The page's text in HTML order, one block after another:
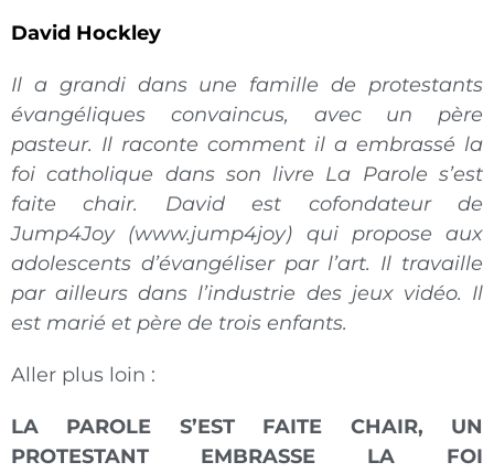
David Hockley
Il a grandi dans une famille de protestants
évangéliques convaincus, avec un père
pasteur. Il raconte comment il a embrassé la
foi catholique dans son livre La Parole s’est
faite chair. David est cofondateur de
Jump4Joy (www.jump4joy) qui propose aux
adolescents d’évangéliser par l’art. Il travaille
par ailleurs dans l’industrie des jeux vidéo. Il
est marié et père de trois enfants.
Aller plus loin :
LA PAROLE S’EST FAITE CHAIR, UN
PROTESTANT EMBRASSE LA FOI